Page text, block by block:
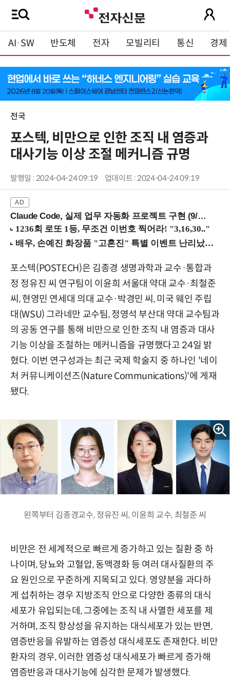
AI·SW 반도체 전자 모빌리티 통신 경제
전국
포스텍, 비만으로 인한 조직 내 염증과
대사기능 이상 조절 메커니즘 규명
발행일 : 2024-04-24 09:19 업데이트 : 2024-04-24 09:19
Claude Code, 실제 업무 자동화 프로젝트 구현 (9/16 ~17 강남역)
포스텍(POSTECH)은 김종경 생명과학과 교수·통합과
정 정유진 씨 연구팀이 이윤희 서울대 약대 교수·최철준
씨, 현영민 연세대 의대 교수·박경민 씨, 미국 웨인 주립
대(WSU) 그라네만 교수팀, 정영석 부산대 약대 교수팀과
의 공동 연구를 통해 비만으로 인한 조직 내 염증과 대사
기능 이상을 조절하는 메커니즘을 규명했다고 24일 밝
혔다. 이번 연구성과는 최근 국제 학술지 중 하나인 '네이
처 커뮤니케이션즈(Nature Communications)'에 게재
됐다.
왼쪽부터 김종경교수, 정유진 씨, 이윤희 교수, 최철준 씨
비만은 전 세계적으로 빠르게 증가하고 있는 질환 중 하
나이며, 당뇨와 고혈압, 동맥경화 등 여러 대사질환의 주
요 원인으로 꾸준하게 지목되고 있다. 영양분을 과다하
게 섭취하는 경우 지방조직 안으로 다양한 종류의 대식
세포가 유입되는데, 그중에는 조직 내 사멸한 세포를 제
거하며, 조직 항상성을 유지하는 대식세포가 있는 반면,
염증반응을 유발하는 염증성 대식세포도 존재한다. 비만
환자의 경우, 이러한 염증성 대식세포가 빠르게 증가해
염증반응과 대사기능에 심각한 문제가 발생했다.